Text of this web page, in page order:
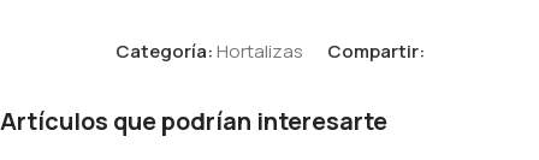
Categoría:Hortalizas Compartir:
Artículos que podrían interesarte